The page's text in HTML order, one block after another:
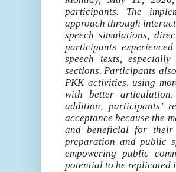
participants. The
approach through
speech simulations,
participants
speech texts,
sections. Participants
PKK activities, using
with better
addition, participants’
acceptance because the
and beneficial for their
preparation and public
empowering public
potential to be replicated